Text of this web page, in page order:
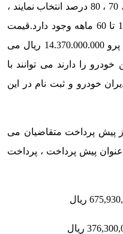
پرداخت را به دلخواه از بین 50 ، 60 ، 70 ، 80 درصد انتخاب نمایند ،
قیمت
انتخابی مدیران خودرو برای آریزو 6 پرو 14.370.000.000 ریال می
را دارند می توانند با
خودرو و ثبت نام در این
پیش پرداخت متقاضیان می
ریال به عنوان پیش پرداخت ، پرداخت